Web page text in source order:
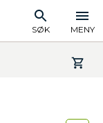
SØK MENY